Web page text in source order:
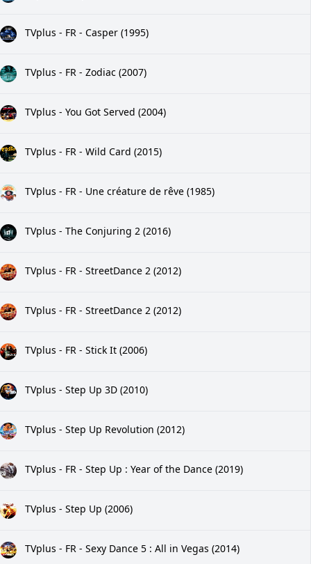
TVplus - FR - Casper (1995)
TVplus - FR - Zodiac (2007)
TVplus - You Got Served (2004)
TVplus - FR - Wild Card (2015)
TVplus - FR - Une créature de rêve (1985)
TVplus - The Conjuring 2 (2016)
TVplus - FR - StreetDance 2 (2012)
TVplus - FR - StreetDance 2 (2012)
TVplus - FR - Stick It (2006)
TVplus - Step Up 3D (2010)
TVplus - Step Up Revolution (2012)
TVplus - FR - Step Up : Year of the Dance (2019)
TVplus - Step Up (2006)
TVplus - FR - Sexy Dance 5 : All in Vegas (2014)